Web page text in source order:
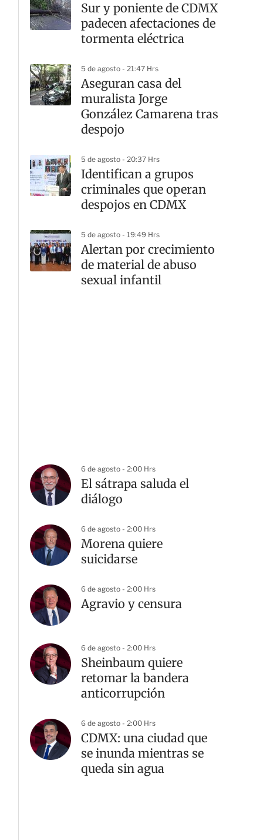
Sur y poniente de CDMX
padecen afectaciones de
tormenta eléctrica
5 de agosto - 21:47 Hrs
Aseguran casa del
muralista Jorge
González Camarena tras
despojo
5 de agosto - 20:37 Hrs
Identifican a grupos
criminales que operan
despojos en CDMX
5 de agosto - 19:49 Hrs
Alertan por crecimiento
de material de abuso
sexual infantil
6 de agosto - 2:00 Hrs
El sátrapa saluda el
diálogo
6 de agosto - 2:00 Hrs
Morena quiere
suicidarse
6 de agosto - 2:00 Hrs
Agravio y censura
6 de agosto - 2:00 Hrs
Sheinbaum quiere
retomar la bandera
anticorrupción
6 de agosto - 2:00 Hrs
CDMX: una ciudad que
se inunda mientras se
queda sin agua